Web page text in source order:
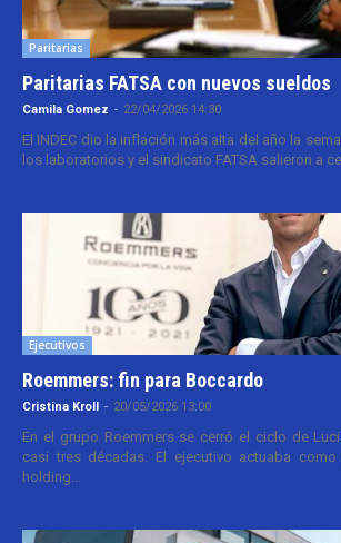
Paritarias
Paritarias FATSA con nuevos sueldos
Camila Gomez - 22/04/2026 14:30
El INDEC dio la inflación más alta del año la
los laboratorios y el sindicato FATSA salieron a
Ejecutivos
Roemmers: fin para Boccardo
Cristina Kroll - 20/05/2026 13:00
En el grupo Roemmers se cerró el ciclo de
casi tres décadas. El ejecutivo actuaba como
holding...